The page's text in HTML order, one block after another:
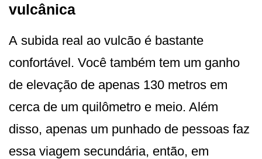
vulcânica
A subida real ao vulcão é bastante
confortável. Você também tem um ganho
de elevação de apenas 130 metros em
cerca de um quilômetro e meio. Além
disso, apenas um punhado de pessoas faz
essa viagem secundária, então, em